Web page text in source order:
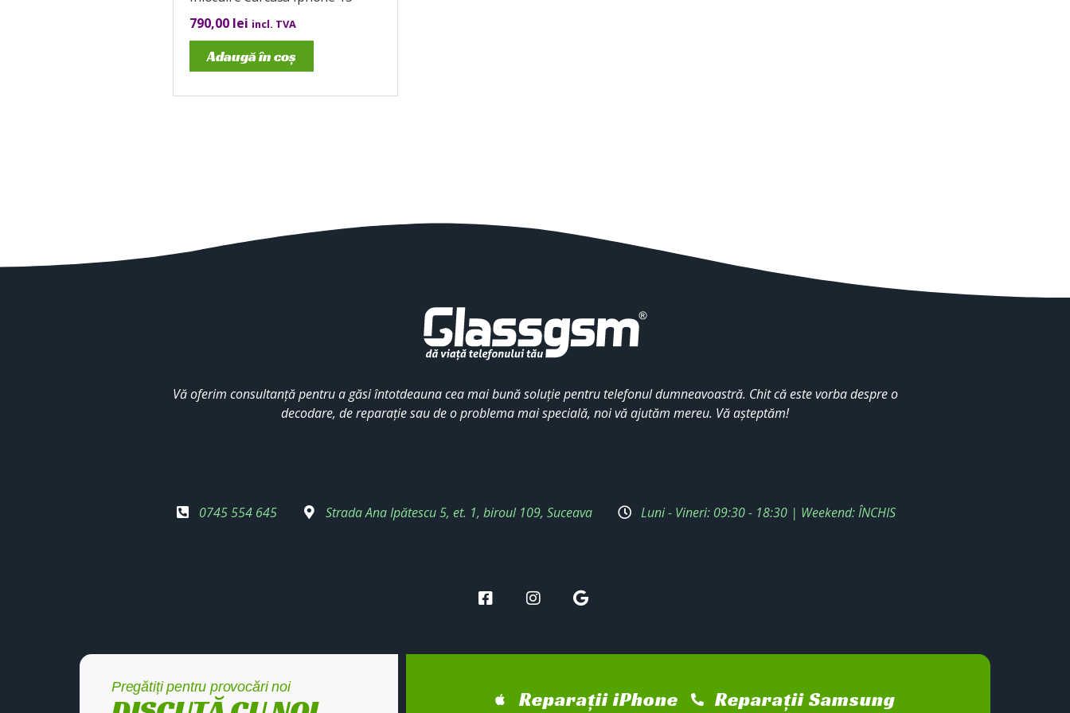
790,00 lei incl. TVA
Adaugă în coș
Vă oferim consultanță pentru a găsi întotdeauna cea mai bună soluție pentru telefonul dumneavoastră. Chit că este vorba despre o
decodare, de reparație sau de o problema mai specială, noi vă ajutăm mereu. Vă așteptăm!
0745 554 645 Strada Ana Ipătescu 5, et. 1, biroul 109, Suceava Luni - Vineri: 09:30 - 18:30 | Weekend: ÎNCHIS
Pregătiți pentru provocări noi
Reparații iPhone Reparații Samsung